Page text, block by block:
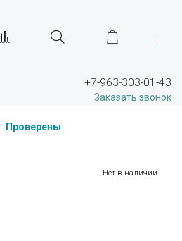
+7-963-303-01-43
Заказать звонок
Проверены
Нет в наличии